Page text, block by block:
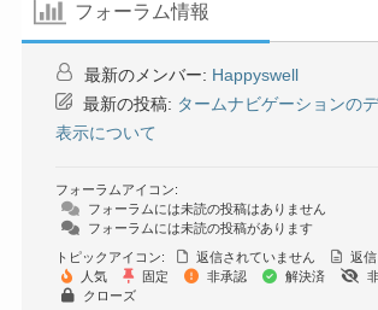
フォーラム情報
最新のメンバー: Happyswell
最新の投稿: タームナビゲーションの
表示について
フォーラムアイコン:
フォーラムには未読の投稿はありません
フォーラムには未読の投稿があります
トピックアイコン:
返信されていません 返信
人気
固定 非承認 解決済
クローズ